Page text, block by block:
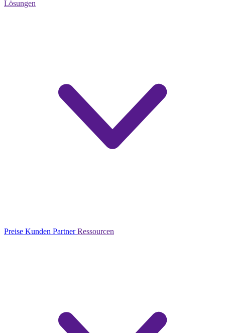
Lösungen
Preise Kunden Partner Ressourcen